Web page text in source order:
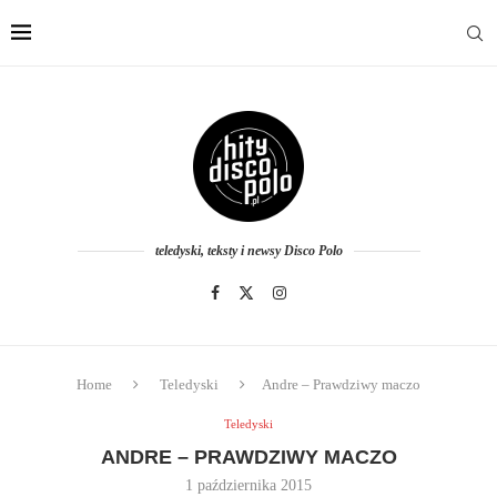
teledyski, teksty i newsy Disco Polo
Home Teledyski Andre – Prawdziwy maczo
Teledyski
ANDRE – PRAWDZIWY MACZO
1 października 2015